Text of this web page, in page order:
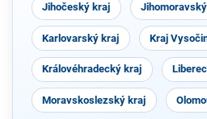
Jihočeský kraj
Karlovarský kraj Kraj
Královéhradecký kraj
Moravskoslezský kraj